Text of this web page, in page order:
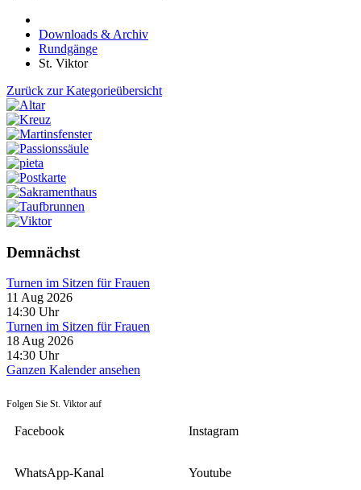
Downloads & Archiv
Rundgänge
St. Viktor
Zurück zur Kategorieübersicht
Demnächst
Turnen im Sitzen für Frauen
11 Aug 2026
14:30 Uhr
Turnen im Sitzen für Frauen
18 Aug 2026
14:30 Uhr
Ganzen Kalender ansehen
Folgen Sie St. Viktor auf
Facebook Instagram
WhatsApp-Kanal Youtube